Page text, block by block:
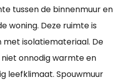
tussen de binnenmuur en
woning. Deze ruimte is
met isolatiemateriaal. De
onnodig warmte en
leefklimaat. Spouwmuur